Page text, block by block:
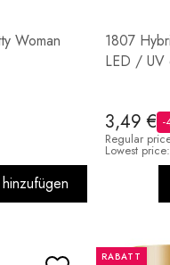
Woman
1807
LED / UV
3,49 € -
Regular
Lowest price:
RABATT